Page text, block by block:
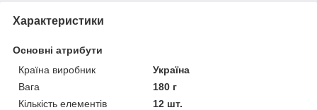
Характеристики
Основні атрибути
Країна виробник
Україна
Вага
180 г
Кількість елементів
12 шт.